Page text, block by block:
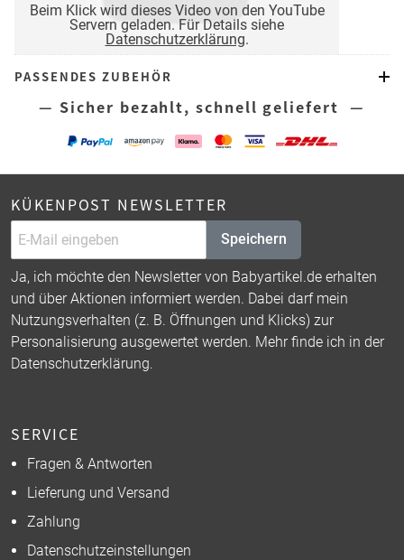
Beim Klick wird dieses Video von den YouTube
Servern geladen. Für Details siehe
Datenschutzerklärung.
PASSENDES ZUBEHÖR
— Sicher bezahlt, schnell geliefert —
KÜKENPOST NEWSLETTER
Speichern
Ja, ich möchte den Newsletter von Babyartikel.de erhalten
und über Aktionen informiert werden. Dabei darf mein
Nutzungsverhalten (z. B. Öffnungen und Klicks) zur
Personalisierung ausgewertet werden. Mehr finde ich in der
Datenschutzerklärung.
SERVICE
Fragen & Antworten
Lieferung und Versand
Zahlung
Datenschutzeinstellungen